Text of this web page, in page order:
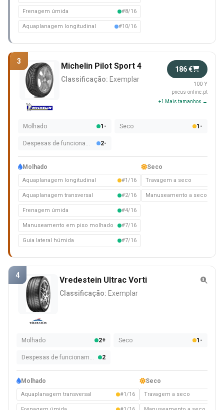
Frenagem úmida #8/16
Aquaplanagem longitudinal #10/16
3 Michelin Pilot Sport 4
Classificação: Exemplar
186 €
100 Y
pneus-online.pt
+1 Mais tamanhos →
Molhado 1- Seco 1-
Despesas de funcionamento 2-
Molhado
Aquaplanagem longitudinal #1/16
Aquaplanagem transversal #2/16
Frenagem úmida #4/16
Manuseamento em piso molhado #7/16
Guia lateral húmida #7/16
Seco
Travagem a seco
Manuseamento a seco
4 Vredestein Ultrac Vorti
Classificação: Exemplar
Molhado 2+ Seco 1-
Despesas de funcionamento 2
Molhado
Aquaplanagem transversal #1/16
Seco
Travagem a seco